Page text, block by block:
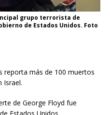
grupo terrorista de
de Estados Unidos. Foto
reporta más de 100 muertos
Israel.
de George Floyd fue